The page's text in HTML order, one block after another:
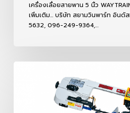
เครื่องเลื่อยสายพาน 5 นิ้ว
เพิ่มเติม... บริษัท สยามวินพาร์ท อินดั
5632, 096-249-9364,…